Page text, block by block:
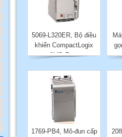
5069-L320ER, Bộ điều
khiển CompactLogix
2MB Enet
1769-PB4, Mô-đun cấp